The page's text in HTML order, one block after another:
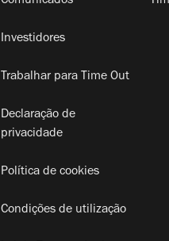
Investidores
Trabalhar para Time Out
Declaração de
privacidade
Política de cookies
Condições de utilização